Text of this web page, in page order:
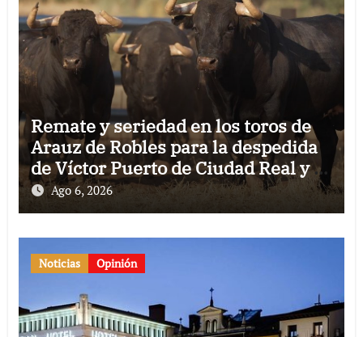
Remate y seriedad en los toros de
Arauz de Robles para la despedida
de Víctor Puerto de Ciudad Real y el
gran momento de Luque y Navalón
Ago 6, 2026
Noticias Opinión